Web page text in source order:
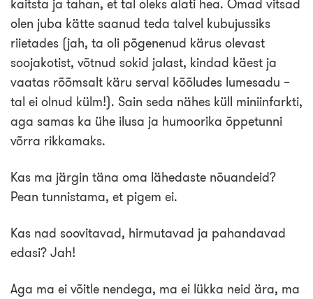
kaitsta ja tahan, et tal oleks alati hea. Omad vitsad
olen juba kätte saanud teda talvel kubujussiks
riietades (jah, ta oli põgenenud kärus olevast
soojakotist, võtnud sokid jalast, kindad käest ja
vaatas rõõmsalt käru serval kõõludes lumesadu –
tal ei olnud külm!). Sain seda nähes küll miniinfarkti,
aga samas ka ühe ilusa ja humoorika õppetunni
võrra rikkamaks.
Kas ma järgin täna oma lähedaste nõuandeid?
Pean tunnistama, et pigem ei.
Kas nad soovitavad, hirmutavad ja pahandavad
edasi? Jah!
Aga ma ei võitle nendega, ma ei lükka neid ära, ma